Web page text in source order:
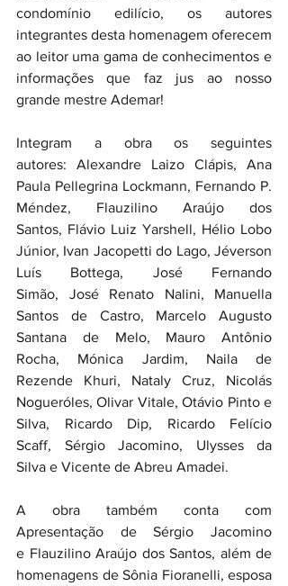
condomínio edilício, os autores
integrantes desta homenagem oferecem
ao leitor uma gama de conhecimentos e
informações que faz jus ao nosso
grande mestre Ademar!
Integram a obra os seguintes
autores: Alexandre Laizo Clápis, Ana
Paula Pellegrina Lockmann, Fernando P.
Méndez, Flauzilino Araújo dos
Santos, Flávio Luiz Yarshell, Hélio Lobo
Júnior, Ivan Jacopetti do Lago, Jéverson
Luís Bottega, José Fernando
Simão, José Renato Nalini, Manuella
Santos de Castro, Marcelo Augusto
Santana de Melo, Mauro Antônio
Rocha, Mónica Jardim, Naila de
Rezende Khuri, Nataly Cruz, Nicolás
Nogueróles, Olivar Vitale, Otávio Pinto e
Silva, Ricardo Dip, Ricardo Felício
Scaff, Sérgio Jacomino, Ulysses da
Silva e Vicente de Abreu Amadei.
A obra também conta com
Apresentação de Sérgio Jacomino
e Flauzilino Araújo dos Santos, além de
homenagens de Sônia Fioranelli, esposa